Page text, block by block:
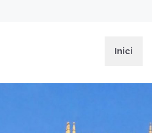
Inici